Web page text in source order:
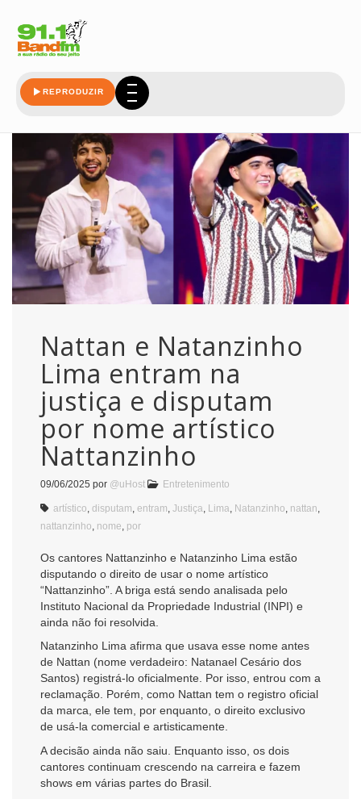
REPRODUZIR
Nattan e Natanzinho
Lima entram na
justiça e disputam
por nome artístico
Nattanzinho
09/06/2025 por @uHost Entretenimento
artístico disputam entram Justiça Lima Natanzinho nattan
nattanzinho nome por
Os cantores Nattanzinho e Natanzinho Lima estão
disputando o direito de usar o nome artístico
“Nattanzinho”. A briga está sendo analisada pelo
Instituto Nacional da Propriedade Industrial (INPI) e
ainda não foi resolvida.
Natanzinho Lima afirma que usava esse nome antes
de Nattan (nome verdadeiro: Natanael Cesário dos
Santos) registrá-lo oficialmente. Por isso, entrou com a
reclamação. Porém, como Nattan tem o registro oficial
da marca, ele tem, por enquanto, o direito exclusivo
de usá-la comercial e artisticamente.
A decisão ainda não saiu. Enquanto isso, os dois
cantores continuam crescendo na carreira e fazem
shows em várias partes do Brasil.